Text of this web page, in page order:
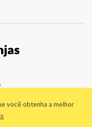
você obtenha a melhor